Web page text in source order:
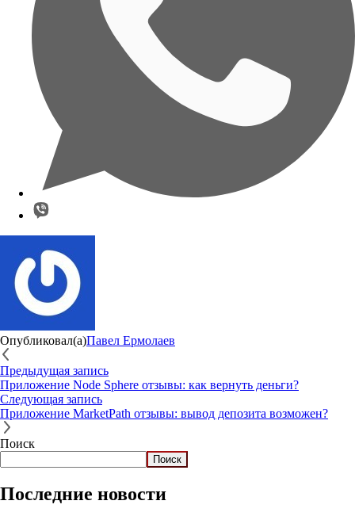
Опубликовал(а)Павел Ермолаев
Предыдущая запись
Приложение Node Sphere отзывы: как вернуть деньги?
Следующая запись
Приложение MarketPath отзывы: вывод депозита возможен?
Поиск
Поиск
Последние новости